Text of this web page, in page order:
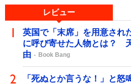
レビュー
英国で「末席」を用意され
に呼び寄せた人物とは？
由
Book Bang
「死ぬとか言うな！」と